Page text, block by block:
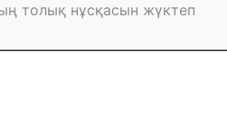
толық нұсқасын жүктеп